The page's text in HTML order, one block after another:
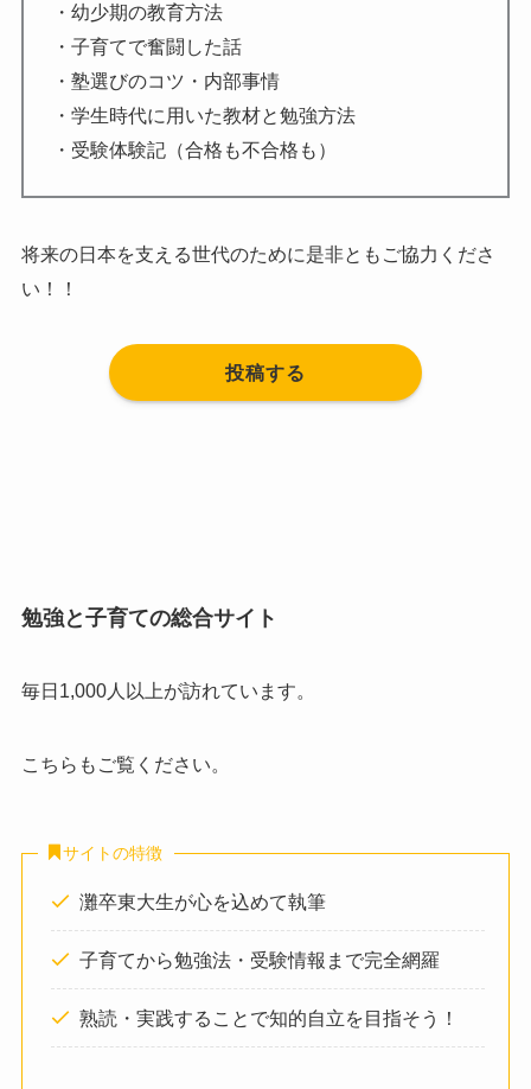
・幼少期の教育方法
・子育てで奮闘した話
・塾選びのコツ・内部事情
・学生時代に用いた教材と勉強方法
・受験体験記（合格も不合格も）
将来の日本を支える世代のために是非ともご協力くださ
い！！
投稿する
勉強と子育ての総合サイト
毎日1,000人以上が訪れています。
こちらもご覧ください。
サイトの特徴
灘卒東大生が心を込めて執筆
子育てから勉強法・受験情報まで完全網羅
熟読・実践することで知的自立を目指そう！